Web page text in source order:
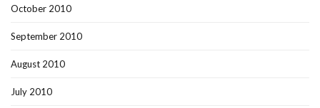
October 2010
September 2010
August 2010
July 2010